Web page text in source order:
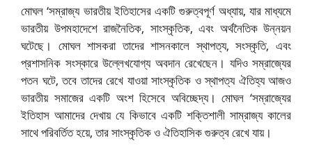
মোঘল ‘সম্রাজ্য ভারতীয় ইতিহাসের একটি গুরুত্বপূর্ণ অধ্যায়, যার মাধ্যমে
ভারতীয় উপমহাদেশে রাজনৈতিক, সাংস্কৃতিক, এবং অর্থনৈতিক উন্নয়ন
ঘটেছে। মোঘল শাসকরা তাদের শাসনকালে স্থাপত্য, সংস্কৃতি, এবং
প্রশাসনিক সংস্কারে উল্লেখযোগ্য অবদান রেখেছেন। যদিও সম্রাজ্যের
পতন ঘটে, তবে তাদের রেখে যাওয়া সাংস্কৃতিক ও স্থাপত্য ঐতিহ্য আজও
ভারতীয় সমাজের একটি অংশ হিসেবে অবিচ্ছেদ্য। মোঘল ‘সম্রাজ্যের
ইতিহাস আমাদের দেখায় যে কিভাবে একটি শক্তিশালী সাম্রাজ্য কালের
সাথে পরিবর্তিত হয়ে, তার সাংস্কৃতিক ও ঐতিহাসিক গুরুত্ব রেখে যায়।